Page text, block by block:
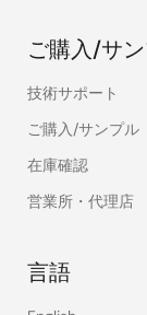
ご購入/サ
技術サポート
ご購入/サンプル
在庫確認
営業所・代理店
言語